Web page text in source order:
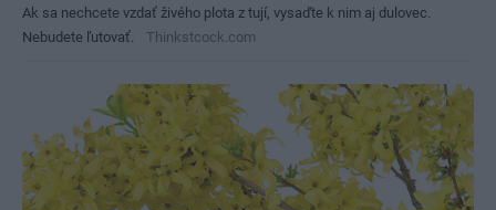
Ak sa nechcete vzdať živého plota z tují, vysaďte k nim aj dulovec.
Nebudete ľutovať.
Thinkstcock.com